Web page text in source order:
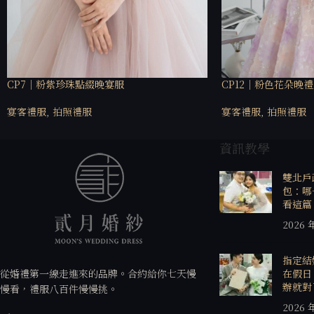
CP7｜粉紫珍珠點綴晚宴服
宴客禮服, 拍照禮服
CP12｜粉色花朵晚
宴客禮服, 拍照禮服
從婚禮第一線走進來的品牌。合約給你七天慢
慢看，禮服八百件慢慢挑。
資訊教學
雙北
包：
看這篇
2026
指定
在假
辦就
2026